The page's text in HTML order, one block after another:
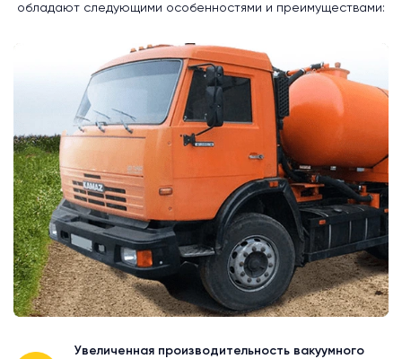
обладают следующими особенностями и преимуществами:
Увеличенная производительность вакуумного